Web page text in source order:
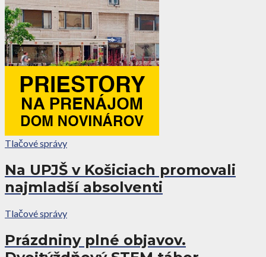
Tlačové správy
Na UPJŠ v Košiciach promovali
najmladší absolventi
Tlačové správy
Prázdniny plné objavov.